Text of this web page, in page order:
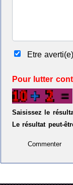
Etre
Pour lutter
Saisissez le
Le résultat peut-